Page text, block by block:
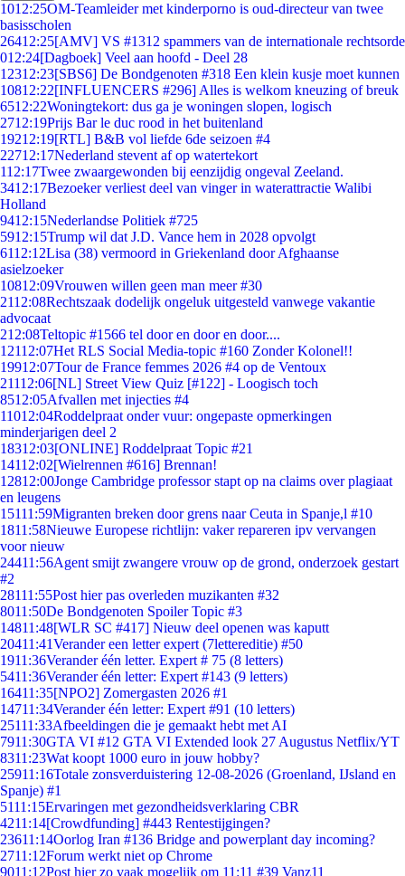
1012:25OM-Teamleider met kinderporno is oud-directeur van twee
basisscholen
26412:25[AMV] VS #1312 spammers van de internationale rechtsorde
012:24[Dagboek] Veel aan hoofd - Deel 28
12312:23[SBS6] De Bondgenoten #318 Een klein kusje moet kunnen
10812:22[INFLUENCERS #296] Alles is welkom kneuzing of breuk
6512:22Woningtekort: dus ga je woningen slopen, logisch
2712:19Prijs Bar le duc rood in het buitenland
19212:19[RTL] B&B vol liefde 6de seizoen #4
22712:17Nederland stevent af op watertekort
112:17Twee zwaargewonden bij eenzijdig ongeval Zeeland.
3412:17Bezoeker verliest deel van vinger in waterattractie Walibi
Holland
9412:15Nederlandse Politiek #725
5912:15Trump wil dat J.D. Vance hem in 2028 opvolgt
6112:12Lisa (38) vermoord in Griekenland door Afghaanse
asielzoeker
10812:09Vrouwen willen geen man meer #30
2112:08Rechtszaak dodelijk ongeluk uitgesteld vanwege vakantie
advocaat
212:08Teltopic #1566 tel door en door en door....
12112:07Het RLS Social Media-topic #160 Zonder Kolonel!!
19912:07Tour de France femmes 2026 #4 op de Ventoux
21112:06[NL] Street View Quiz [#122] - Loogisch toch
8512:05Afvallen met injecties #4
11012:04Roddelpraat onder vuur: ongepaste opmerkingen
minderjarigen deel 2
18312:03[ONLINE] Roddelpraat Topic #21
14112:02[Wielrennen #616] Brennan!
12812:00Jonge Cambridge professor stapt op na claims over plagiaat
en leugens
15111:59Migranten breken door grens naar Ceuta in Spanje,l #10
1811:58Nieuwe Europese richtlijn: vaker repareren ipv vervangen
voor nieuw
24411:56Agent smijt zwangere vrouw op de grond, onderzoek gestart
#2
28111:55Post hier pas overleden muzikanten #32
8011:50De Bondgenoten Spoiler Topic #3
14811:48[WLR SC #417] Nieuw deel openen was kaputt
20411:41Verander een letter expert (7lettereditie) #50
1911:36Verander één letter. Expert # 75 (8 letters)
5411:36Verander één letter: Expert #143 (9 letters)
16411:35[NPO2] Zomergasten 2026 #1
14711:34Verander één letter: Expert #91 (10 letters)
25111:33Afbeeldingen die je gemaakt hebt met AI
7911:30GTA VI #12 GTA VI Extended look 27 Augustus Netflix/YT
8311:23Wat koopt 1000 euro in jouw hobby?
25911:16Totale zonsverduistering 12-08-2026 (Groenland, IJsland en
Spanje) #1
5111:15Ervaringen met gezondheidsverklaring CBR
4211:14[Crowdfunding] #443 Rentestijgingen?
23611:14Oorlog Iran #136 Bridge and powerplant day incoming?
2711:12Forum werkt niet op Chrome
9011:12Post hier zo vaak mogelijk om 11:11 #39 Vanz11